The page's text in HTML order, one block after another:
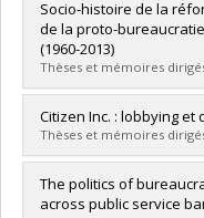
Graduate :St-
Cycle :Master's
Grade :M.A.
Lien vers le document
Socio-histoire de la
de la proto-
(1960-2013)
Thèses et mémoires
Graduate : Tamekou
Cycle : Doctoral
Grade :Ph. D.
Lien vers le document
Citizen Inc. : lobbying
Thèses et mémoires
Graduate :Boucher,
Cycle : Doctoral
The politics of
across public service